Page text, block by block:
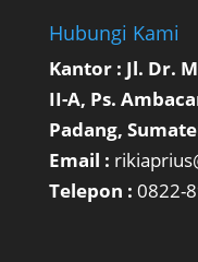
Hubungi Kami
Kantor : Jl. Dr.
II-A, Ps.
Padang,
Email :
Telepon : 0822-